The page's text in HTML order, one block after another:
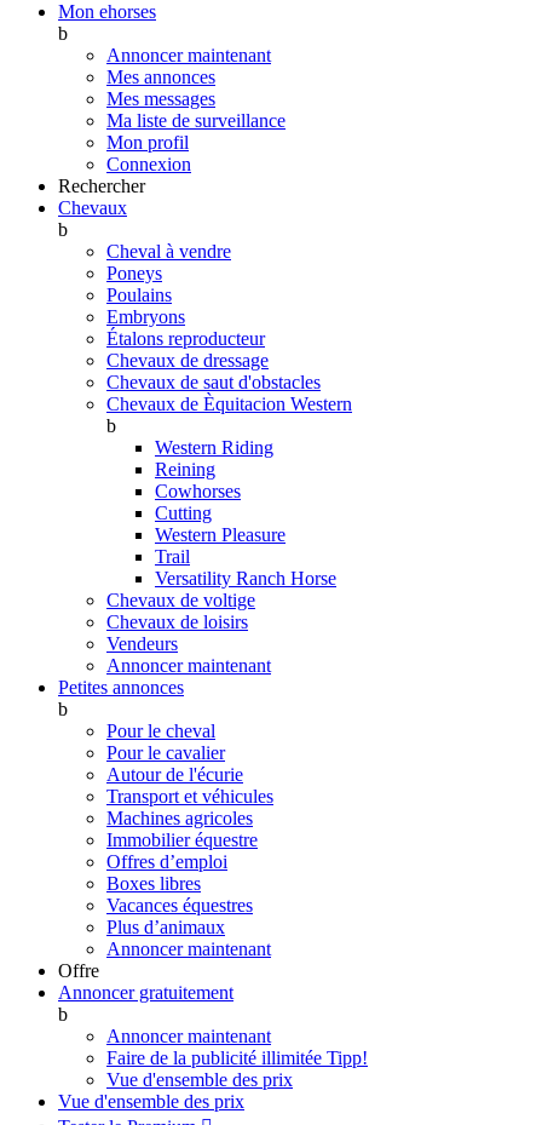
Mon ehorses
b
Annoncer maintenant
Mes annonces
Mes messages
Ma liste de surveillance
Mon profil
Connexion
Rechercher
Chevaux
b
Cheval à vendre
Poneys
Poulains
Embryons
Étalons reproducteur
Chevaux de dressage
Chevaux de saut d'obstacles
Chevaux de Èquitacion Western
b
Western Riding
Reining
Cowhorses
Cutting
Western Pleasure
Trail
Versatility Ranch Horse
Chevaux de voltige
Chevaux de loisirs
Vendeurs
Annoncer maintenant
Petites annonces
b
Pour le cheval
Pour le cavalier
Autour de l'écurie
Transport et véhicules
Machines agricoles
Immobilier équestre
Offres d’emploi
Boxes libres
Vacances équestres
Plus d’animaux
Annoncer maintenant
Offre
Annoncer gratuitement
b
Annoncer maintenant
Faire de la publicité illimitée Tipp!
Vue d'ensemble des prix
Vue d'ensemble des prix